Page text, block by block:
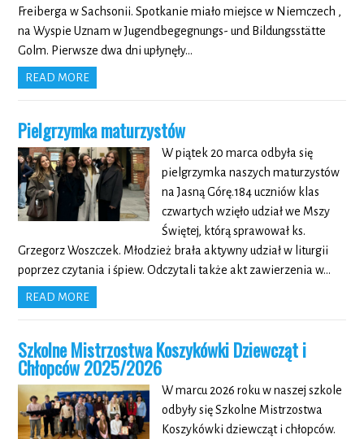
Freiberga w Sachsonii. Spotkanie miało miejsce w Niemczech ,
na Wyspie Uznam w Jugendbegegnungs- und Bildungsstätte
Golm. Pierwsze dwa dni upłynęły…
READ MORE
Pielgrzymka maturzystów
W piątek 20 marca odbyła się
pielgrzymka naszych maturzystów
na Jasną Górę.184 uczniów klas
czwartych wzięło udział we Mszy
Świętej, którą sprawował ks.
Grzegorz Woszczek. Młodzież brała aktywny udział w liturgii
poprzez czytania i śpiew. Odczytali także akt zawierzenia w…
READ MORE
Szkolne Mistrzostwa Koszykówki Dziewcząt i
Chłopców 2025/2026
W marcu 2026 roku w naszej szkole
odbyły się Szkolne Mistrzostwa
Koszykówki dziewcząt i chłopców.